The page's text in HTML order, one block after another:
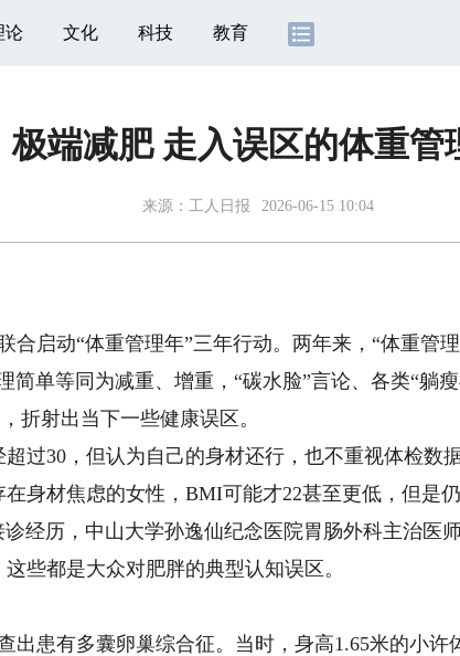
论 文化 科技 教育
极端减肥 走入误区的体重管
来源： 工人日报 2026-06-15 10:04
启动“体重管理年”三年行动。两年来，“体重管理
简单等同为减重、增重，“碳水脸”言论、各类“躺
折射出当下一些健康误区。
30，但认为自己的身材还行，也不重视体检数据
身材焦虑的女性，BMI可能才22甚至更低，但是
经历，中山大学孙逸仙纪念医院胃肠外科主治医
些都是大众对肥胖的典型认知误区。
患有多囊卵巢综合征。当时，身高1.65米的小许